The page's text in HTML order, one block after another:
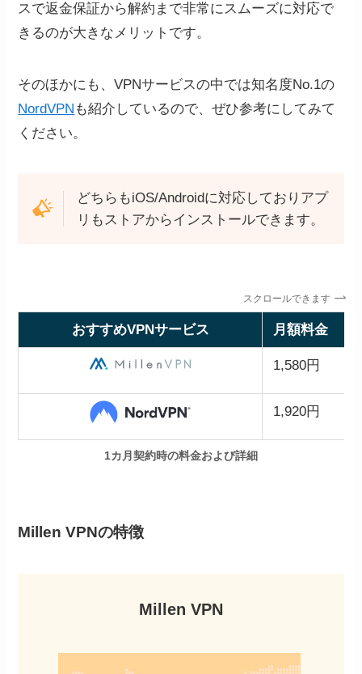
スで返金保証から解約まで非常にスムーズに対応で
きるのが大きなメリットです。
そのほかにも、VPNサービスの中では知名度No.1の
NordVPN も紹介しているので、ぜひ参考にしてみて
ください。
どちらもiOS/Androidに対応しておりアプ
リもストアからインストールできます。
スクロールできます
おすすめVPNサービス 月額料金
1,580円
1,920円
1カ月契約時の料金および詳細
Millen VPNの特徴
Millen VPN